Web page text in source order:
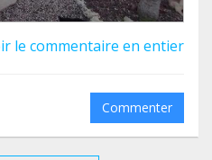
le commentaire en entier
Commenter